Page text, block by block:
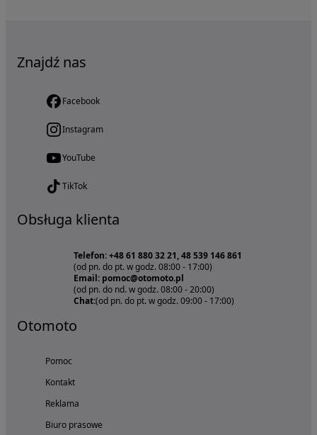
Znajdź nas
Facebook
Instagram
YouTube
TikTok
Obsługa klienta
Telefon: +48 61 880 32 21, 48 539 146 861
(od pn. do pt. w godz. 08:00 - 17:00)
Email: pomoc@otomoto.pl
(od pn. do nd. w godz. 08:00 - 20:00)
Chat:(od pn. do pt. w godz. 09:00 - 17:00)
Otomoto
Pomoc
Kontakt
Reklama
Biuro prasowe